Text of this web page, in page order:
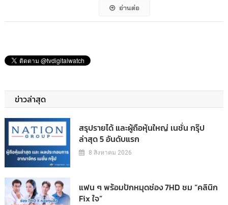
อ่านต่อ
ข่าวล่าสุด
สรุปรายได้ และผู้ถือหุ้นใหญ่ เนชั่น กรุ๊ป
ล่าสุด 5 อันดับแรก
8 สิงหาคม 2026
แฟน ๆ พร้อมปักหมุดช่อง 7HD ชม “คลินิก
Fix ใจ”